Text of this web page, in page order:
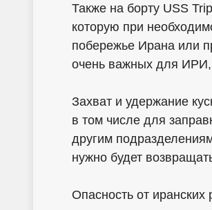
Также на борту USS
которую при
побережье Ирана или
очень важных для ИРИ,
Захват и удержание
в том числе для
другим
нужно будет
Опасность от иранских